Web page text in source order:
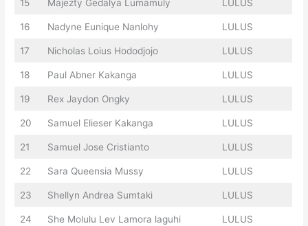
15 Majezty Gedalya Lumamuly LULUS
16 Nadyne Eunique Nanlohy LULUS
17 Nicholas Loius Hododjojo LULUS
18 Paul Abner Kakanga LULUS
19 Rex Jaydon Ongky LULUS
20 Samuel Elieser Kakanga LULUS
21 Samuel Jose Cristianto LULUS
22 Sara Queensia Mussy LULUS
23 Shellyn Andrea Sumtaki LULUS
24 She Molulu Lev Lamora laguhi LULUS